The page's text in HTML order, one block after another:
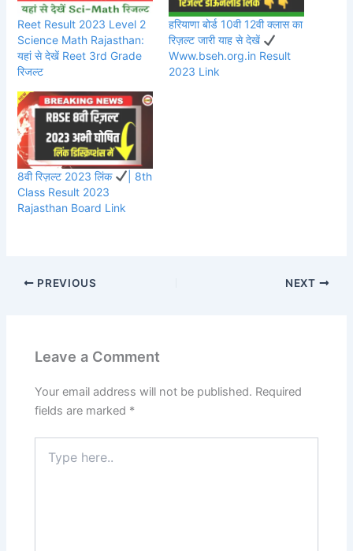
Reet Result 2023 Level 2
Science Math Rajasthan:
यहां से देखें Reet 3rd Grade
रिजल्ट
हरियाणा बोर्ड 10वी 12वी क्लास का
रिज़ल्ट जारी याह से देखें
Www.bseh.org.in Result
2023 Link
8वी रिज़ल्ट 2023 लिंक
| 8th
Class Result 2023
Rajasthan Board Link
PREVIOUS NEXT
Leave a Comment
Your email address will not be published. Required
fields are marked *
here..